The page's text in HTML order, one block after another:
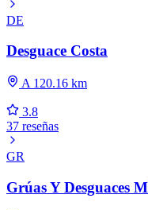
DE
Desguace Costa
A 120.16 km
3.8
37 reseñas
GR
Grúas Y Desguaces